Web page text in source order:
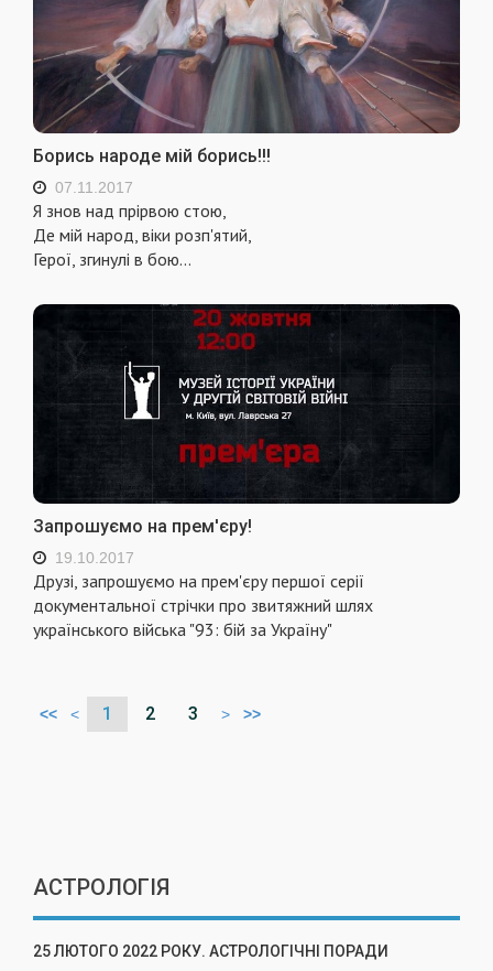
Борись народе мій борись!!!
07.11.2017
Я знов над прірвою стою,
Де мій народ, віки розп'ятий,
Герої, згинулі в бою...
Запрошуємо на прем'єру!
19.10.2017
Друзі, запрошуємо на прем'єру першої серії
документальної стрічки про звитяжний шлях
українського війська "93: бій за Україну"
<< < 1 2 3 > >>
АСТРОЛОГІЯ
25 ЛЮТОГО 2022 РОКУ. АСТРОЛОГІЧНІ ПОРАДИ